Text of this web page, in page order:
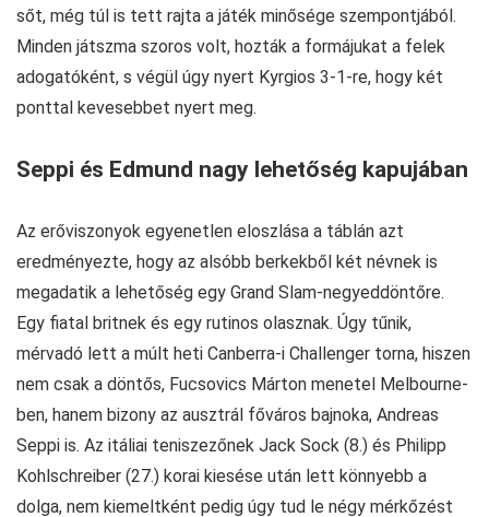
sőt, még túl is tett rajta a játék minősége szempontjából.
Minden játszma szoros volt, hozták a formájukat a felek
adogatóként, s végül úgy nyert Kyrgios 3-1-re, hogy két
ponttal kevesebbet nyert meg.
Seppi és Edmund nagy lehetőség kapujában
Az erőviszonyok egyenetlen eloszlása a táblán azt
eredményezte, hogy az alsóbb berkekből két névnek is
megadatik a lehetőség egy Grand Slam-negyeddöntőre.
Egy fiatal britnek és egy rutinos olasznak. Úgy tűnik,
mérvadó lett a múlt heti Canberra-i Challenger torna, hiszen
nem csak a döntős, Fucsovics Márton menetel Melbourne-
ben, hanem bizony az ausztrál főváros bajnoka, Andreas
Seppi is. Az itáliai teniszezőnek Jack Sock (8.) és Philipp
Kohlschreiber (27.) korai kiesése után lett könnyebb a
dolga, nem kiemeltként pedig úgy tud le négy mérkőzést